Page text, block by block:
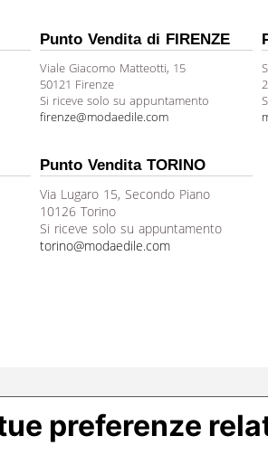
Punto Vendita di FIRENZE
Viale Giacomo Matteotti, 15
50121 Firenze
Si riceve solo su appuntamento
firenze@modaedile.com
Punto Vendita TORINO
Via Lugaro 15, Secondo Piano
10126 Torino
Si riceve solo su appuntamento
torino@modaedile.com
preferenze